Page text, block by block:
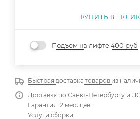
КУПИТЬ В 1 КЛИК
Подъем на лифте 400 руб
Быстрая доставка товаров из
Доставка по Санкт-Петербургу и
Гарантия 12 месяцев.
Услуги сборки